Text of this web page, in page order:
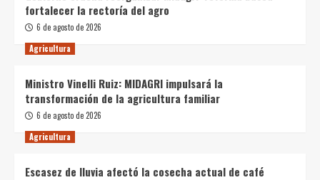
fortalecer la rectoría del agro
6 de agosto de 2026
Agricultura
Ministro Vinelli Ruiz: MIDAGRI impulsará la
transformación de la agricultura familiar
6 de agosto de 2026
Agricultura
Escasez de lluvia afectó la cosecha actual de café